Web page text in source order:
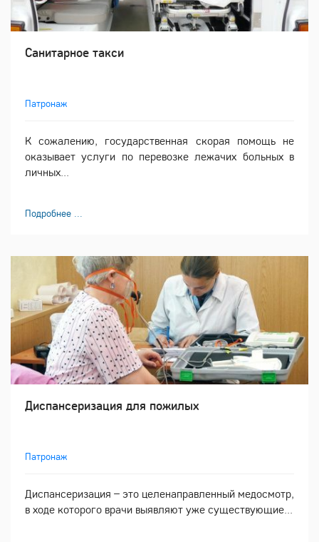
Санитарное такси
Патронаж
К сожалению, государственная скорая помощь не
оказывает услуги по перевозке лежачих больных в
личных...
Подробнее ...
Диспансеризация для пожилых
Патронаж
Диспансеризация – это целенаправленный медосмотр,
в ходе которого врачи выявляют уже существующие...